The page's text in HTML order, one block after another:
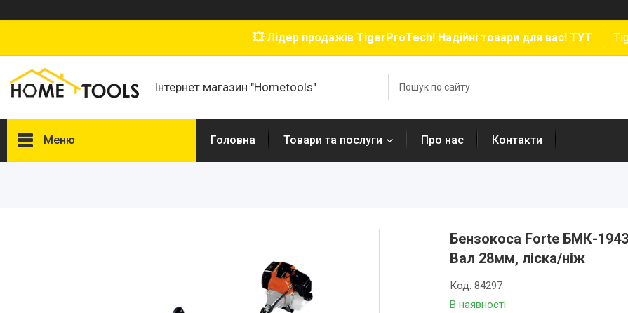
💥 Лідер продажів TigerProTech! Надійні товари для вас! ТУТ
Інтернет магазин "Hometools"
Меню Головна Товари та послуги Про нас Контакти
Бензокоса Forte БМК-
Вал 28мм, ліска/ніж
В наявності
Код:84297